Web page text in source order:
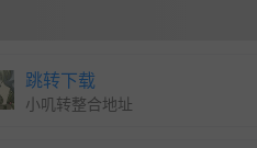
跳转下载
小叽转整合地址